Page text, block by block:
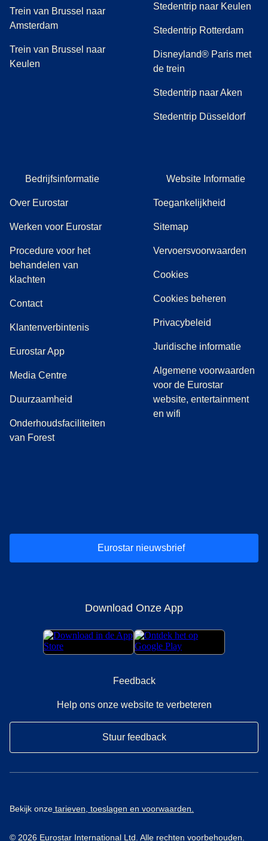
Trein van Brussel naar
Amsterdam
Trein van Brussel naar
Keulen
Stedentrip naar Keulen
Stedentrip Rotterdam
Disneyland® Paris met
de trein
Stedentrip naar Aken
Stedentrip Düsseldorf
Bedrijfsinformatie
Over Eurostar
Werken voor Eurostar
Procedure voor het
behandelen van
klachten
Contact
Klantenverbintenis
Eurostar App
Media Centre( opent in een nieuwe tab)
Duurzaamheid
Onderhoudsfaciliteiten
van Forest
Website Informatie
Toegankelijkheid
Sitemap
Vervoersvoorwaarden
Cookies
Cookies beheren
Privacybeleid
Juridische informatie
Algemene voorwaarden
voor de Eurostar
website, entertainment
en wifi
Eurostar nieuwsbrief
Download Onze App
Feedback
Help ons onze website te verbeteren
Stuur feedback
Bekijk onze tarieven, toeslagen en voorwaarden.
© 2026 Eurostar International Ltd. Alle rechten voorbehouden.